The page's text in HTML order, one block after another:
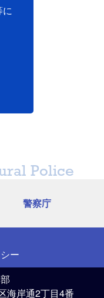
Police
警察庁
ー
海岸通2丁目4番